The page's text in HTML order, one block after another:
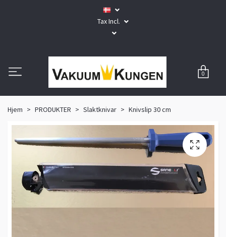
Tax Incl.
0
Hjem PRODUKTER Slaktknivar Knivslip 30 cm